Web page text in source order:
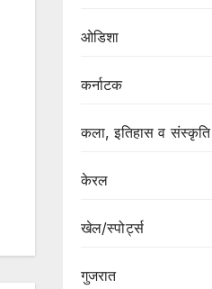
ओडिशा
कर्नाटक
कला, इतिहास व संस्कृति
केरल
खेल/स्पोर्ट्स
गुजरात